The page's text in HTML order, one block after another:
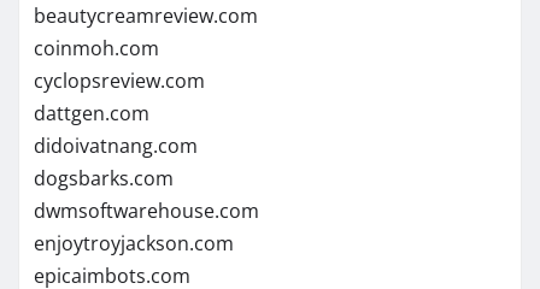
beautycreamreview.com
coinmoh.com
cyclopsreview.com
dattgen.com
didoivatnang.com
dogsbarks.com
dwmsoftwarehouse.com
enjoytroyjackson.com
epicaimbots.com